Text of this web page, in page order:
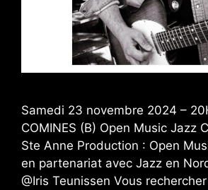
Samedi 23 novembre 2024 –
COMINES (B) Open Music Jazz
Ste Anne Production : Open
en partenariat avec Jazz en
@Iris Teunissen Vous